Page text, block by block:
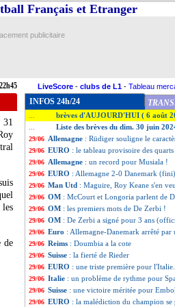
Français et Etranger
publicitaire
LiveScore - clubs de L1 - Tableau
31
de
INFOS 24h/24
brèves d'AUJOURD'HUI ( 6 août
Liste des brèves du dim. 30 juin
29/06 Allemagne : Rüdiger souligne le
29/06 EURO : le tableau provisoire des quarts
29/06 Allemagne : un record pour Musiala !
29/06 EURO : Allemagne 2-0 Danemark (fini)
29/06 Man Utd : Maguire, Roy Keane s'en
29/06 OM : McCourt et Longoria parlent de
29/06 OM : les premiers mots de De Zerbi !
29/06 OM : De Zerbi a signé pour 3 ans
29/06 Euro : Allemagne-Danemark arrêté par
29/06 Reims : Doumbia a la cote
29/06 Suisse : la fierté de Rieder
29/06 EURO : une triste première pour l'Italie...
29/06 Italie : un problème de rythme pour
29/06 Suisse : une victoire méritée pour
29/06 EURO : la malédiction du champion se